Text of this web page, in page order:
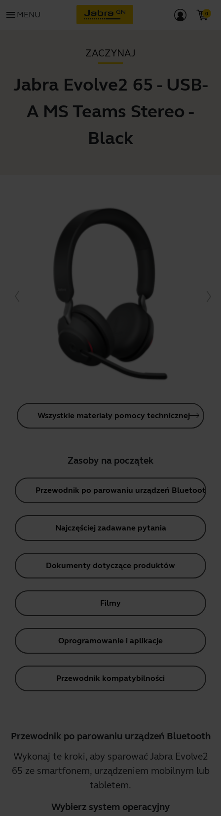
menu MENU
ZACZYNAJ
Jabra Evolve2 65 - USB-
A MS Teams Stereo -
Black
Wszystkie materiały pomocy technicznej
Zasoby na początek
Przewodnik po parowaniu urządzeń Bluetooth
Najczęściej zadawane pytania
Dokumenty dotyczące produktów
Filmy
Oprogramowanie i aplikacje
Przewodnik kompatybilności
Przewodnik po parowaniu urządzeń Bluetooth
Wykonaj te kroki, aby sparować Jabra Evolve2
65 ze smartfonem, urządzeniem mobilnym lub
tabletem.
Wybierz system operacyjny